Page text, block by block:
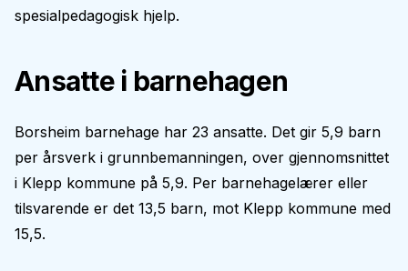
spesialpedagogisk hjelp.
Ansatte i barnehagen
Borsheim barnehage har 23 ansatte. Det gir 5,9 barn
per årsverk i grunnbemanningen, over gjennomsnittet
i Klepp kommune på 5,9. Per barnehagelærer eller
tilsvarende er det 13,5 barn, mot Klepp kommune med
15,5.